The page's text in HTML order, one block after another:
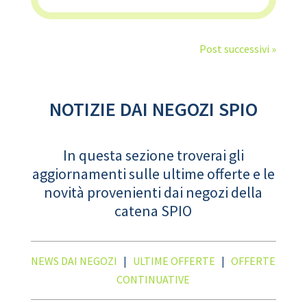
Post successivi »
NOTIZIE DAI NEGOZI SPIO
In questa sezione troverai gli
aggiornamenti sulle ultime offerte e le
novità provenienti dai negozi della
catena SPIO
NEWS DAI NEGOZI | ULTIME OFFERTE |OFFERTE
CONTINUATIVE